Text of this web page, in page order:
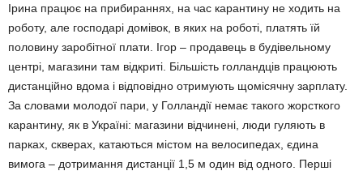
Ірина працює на прибираннях, на час карантину не ходить на
роботу, але госпо­дарі домівок, в яких на роботі, платять їй
половину заробітної плати. Ігор – продавець в будівельному
центрі, магазини там від­криті. Більшість голландців працюють
дис­танційно вдома і відповідно отримують що­місячну зарплату.
За словами молодої пари, у Голландії немає такого жорсткого
каранти­ну, як в Україні: магазини відчинені, люди гуляють в
парках, скверах, катаються містом на велосипедах, єдина
вимога – дотримання дистанції 1,5 м один від одного. Перші